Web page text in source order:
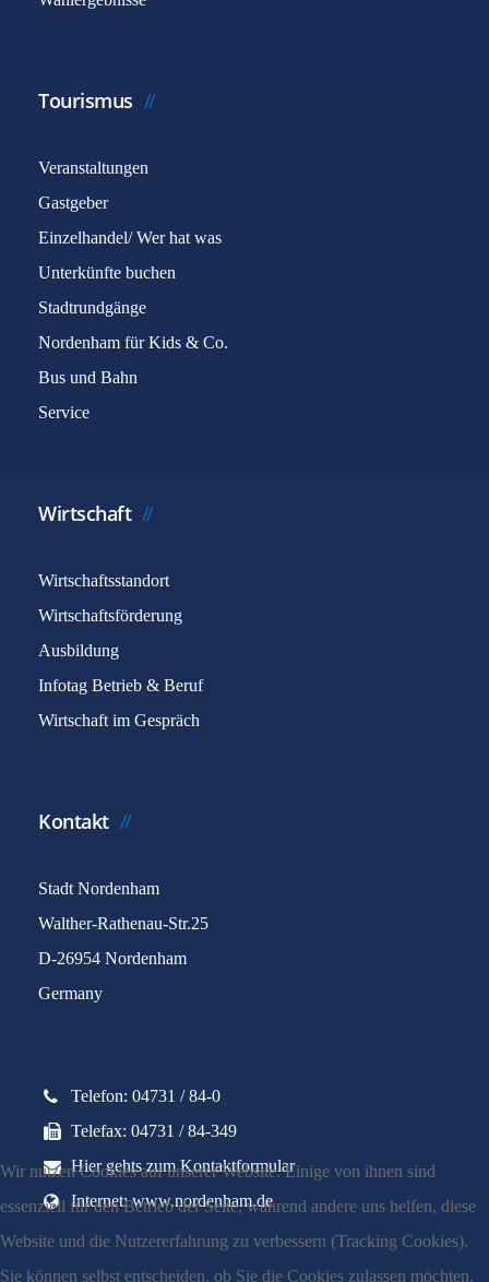
Tourismus
Veranstaltungen
Gastgeber
Einzelhandel/ Wer hat was
Unterkünfte buchen
Stadtrundgänge
Nordenham für Kids & Co.
Bus und Bahn
Service
Wirtschaft
Wirtschaftsstandort
Wirtschaftsförderung
Ausbildung
Infotag Betrieb & Beruf
Wirtschaft im Gespräch
Kontakt
Stadt Nordenham
Walther-Rathenau-Str.25
D-26954 Nordenham
Germany
Telefon: 04731 / 84-0
Telefax: 04731 / 84-349
Hier gehts zum Kontaktformular
Internet: www.nordenham.de
Wir nutzen Cookies auf unserer Website. Einige von ihnen sind
essenziell für den Betrieb der Seite, während andere uns helfen, diese
Website und die Nutzererfahrung zu verbessern (Tracking Cookies).
Sie können selbst entscheiden, ob Sie die Cookies zulassen möchten.